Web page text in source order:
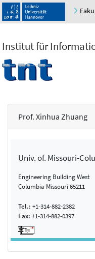
Institut für
Prof. Xinhua Zhuang
Univ. of. Missouri-
Engineering Building West
Columbia Missouri 65211
Tel.: +1-314-882-2382
Fax: +1-314-882-0397